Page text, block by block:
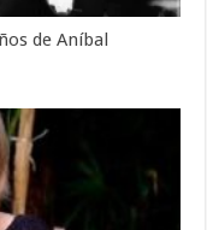
de Aníbal